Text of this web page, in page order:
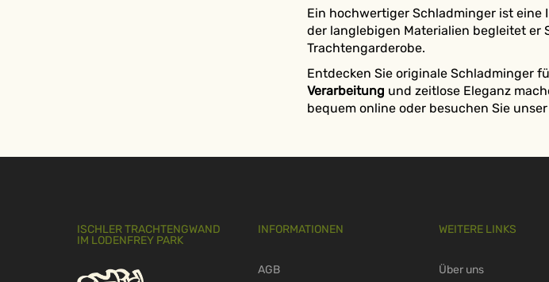
Ein hochwertiger Schladminger ist
der langlebigen Materialien begleitet er
Trachtengarderobe.
Entdecken Sie originale Schladminger
Verarbeitung und zeitlose Eleganz
bequem online oder besuchen Sie unser
ISCHLER TRACHTENGWAND
IM LODENFREY PARK
INFORMATIONEN
AGB
WEITERE LINKS
Über uns